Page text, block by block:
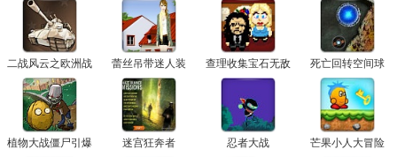
二战风云之欧洲战
场2
蕾丝吊带迷人装
查理收集宝石无敌
死亡回转空间球
植物大战僵尸引爆
迷宫狂奔者 忍者大战 芒果小人大冒险